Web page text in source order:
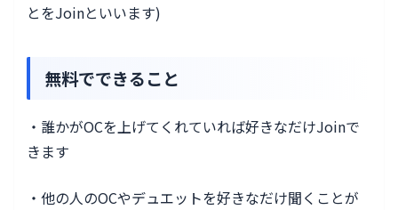
とをJoinといいます)
無料でできること
・誰かがOCを上げてくれていれば好きなだけJoinで
きます
・他の人のOCやデュエットを好きなだけ聞くことが